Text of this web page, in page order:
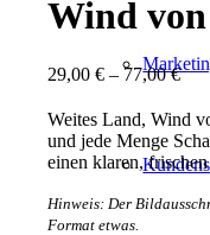
Wind
29,00€ –77,00€
Weites Land, Wind
und jede Menge
einen klaren,
Hinweis: Der
Format etwas.